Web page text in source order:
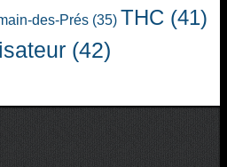
des-Prés (35) THC (41)
(42)